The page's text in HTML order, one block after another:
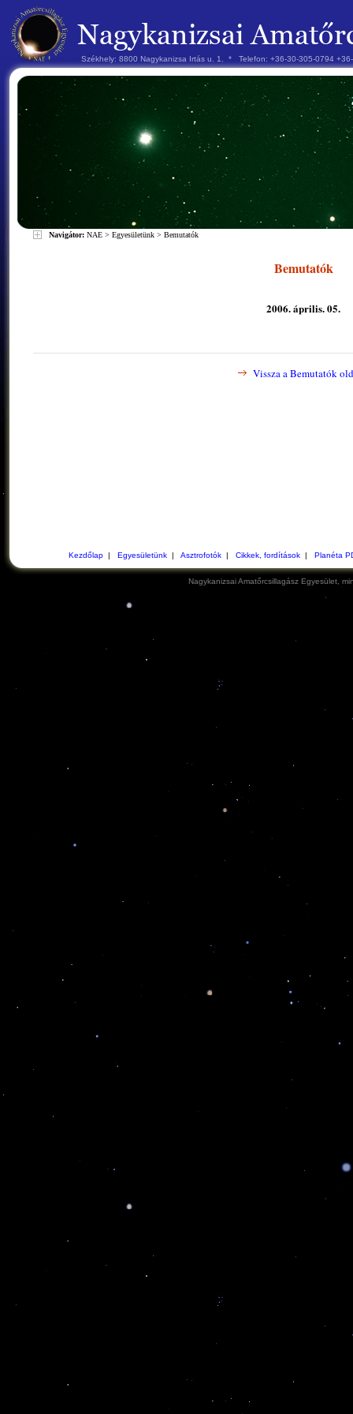
Székhely: 8800 Nagykanizsa Irtás u. 1. * Telefon: +36-30-305-0794
Navigátor: NAE > Egyesületünk > Bemutatók
Bemutatók
2006. április. 05.
Vissza a Bemutatók
Kezdőlap| Egyesületünk| Asztrofotók| Cikkek, fordítások| Planéta
Nagykanizsai Amatőrcsillagász Egyesület,